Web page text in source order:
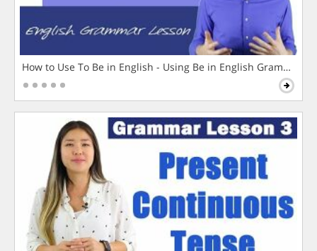
How to Use To Be in English - Using Be in English Grammar